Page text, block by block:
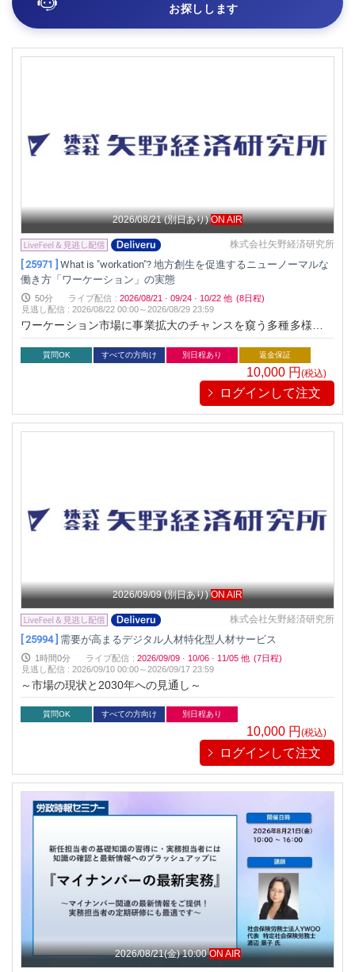
お探しします
2026/08/21 (別日あり) ON AIR
株式会社矢野経済研究所
[ 25971 ] What is "workation"? 地方創生を促進するニューノーマルな
働き方「ワーケーション」の実態
50分 ライブ配信 : 2026/08/21 · 09/24 · 10/22 他 (8日程)
見逃し配信 :2026/08/22 00:00～2026/08/29 23:59
ワーケーション市場に事業拡大のチャンスを窺う多種多様なス
テークホルダーたちの動向を中心に、地域活性化という観点を
交えながら、解説する
質問OK すべての方向け 別日程あり 返金保証
10,000 円(税込)
ログインして注文
2026/09/09 (別日あり) ON AIR
株式会社矢野経済研究所
[ 25994 ] 需要が高まるデジタル人材特化型人材サービス
1時間0分 ライブ配信 : 2026/09/09 · 10/06 · 11/05 他 (7日程)
見逃し配信 :2026/09/10 00:00～2026/09/17 23:59
～市場の現状と2030年への見通し～
質問OK すべての方向け 別日程あり
10,000 円 (税込)
ログインして注文
2026/08/21(金) 10:00ON AIR